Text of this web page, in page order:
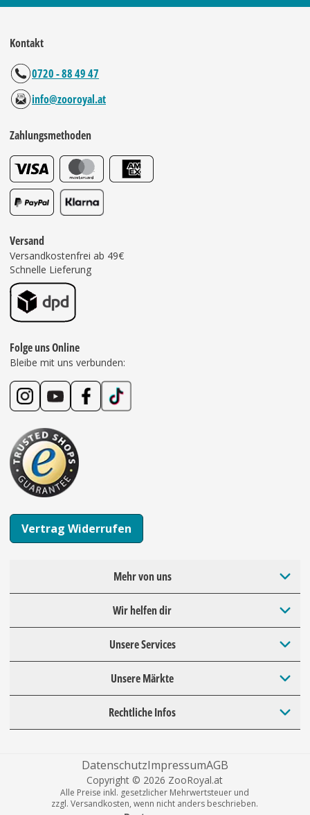
Kontakt
0720 - 88 49 47
info@zooroyal.at
Zahlungsmethoden
Versand
Versandkostenfrei ab 49€
Schnelle Lieferung
Folge uns Online
Bleibe mit uns verbunden:
Vertrag Widerrufen
Mehr von uns
Wir helfen dir
Unsere Services
Unsere Märkte
Rechtliche Infos
DatenschutzImpressumAGB
Copyright © 2026 ZooRoyal.at
Alle Preise inkl. gesetzlicher Mehrwertsteuer und
zzgl. Versandkosten, wenn nicht anders beschrieben.